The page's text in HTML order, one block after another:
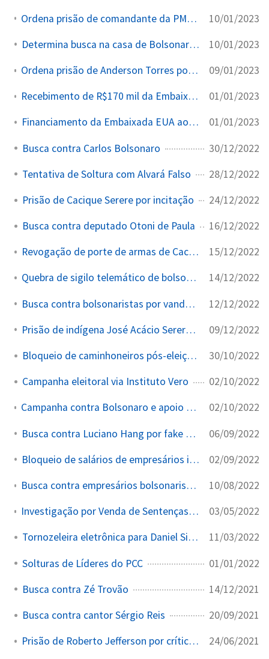
Ordena prisão de comandante da PMDF por omissão nos atos de 8/1 10/01/2023
Determina busca na casa de Bolsonaro por atos de 8/1 10/01/2023
Ordena prisão de Anderson Torres por omissão nos atos de 8/1 09/01/2023
Recebimento de R$170 mil da Embaixada dos EUA para Instituto Vero 01/01/2023
Financiamento da Embaixada EUA ao Instituto Vero 01/01/2023
Busca contra Carlos Bolsonaro 30/12/2022
Tentativa de Soltura com Alvará Falso 28/12/2022
Prisão de Cacique Serere por incitação 24/12/2022
Busca contra deputado Otoni de Paula 16/12/2022
Revogação de porte de armas de Cacique Serere 15/12/2022
Quebra de sigilo telemático de bolsonaristas 14/12/2022
Busca contra bolsonaristas por vandalismo em Brasília 12/12/2022
Prisão de indígena José Acácio Serere por protestos 09/12/2022
Bloqueio de caminhoneiros pós-eleições 30/10/2022
Campanha eleitoral via Instituto Vero 02/10/2022
Campanha contra Bolsonaro e apoio a Lula nas eleições de 2022 02/10/2022
Busca contra Luciano Hang por fake news eleitorais 06/09/2022
Bloqueio de salários de empresários investigados 02/09/2022
Busca contra empresários bolsonaristas por supostas mensagens contra STF 10/08/2022
Investigação por Venda de Sentenças contra Juiz Aposentado 03/05/2022
Tornozeleira eletrônica para Daniel Silveira 11/03/2022
Solturas de Líderes do PCC 01/01/2022
Busca contra Zé Trovão 14/12/2021
Busca contra cantor Sérgio Reis 20/09/2021
Prisão de Roberto Jefferson por críticas ao STF 24/06/2021